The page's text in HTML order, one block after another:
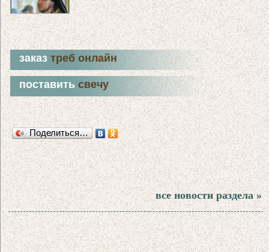
заказтреб онлайн
поставитьсвечу
Поделиться…
все новости раздела »